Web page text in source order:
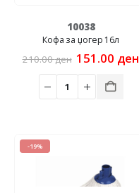
10038
Кофа за џогер 16л
210.00ден Original
was:
210.00 ден.
151.00 ден
-19%